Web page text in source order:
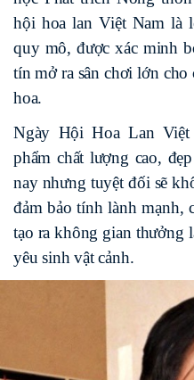
hội hoa lan Việt Nam là
quy mô, được xác minh
tín mở ra sân chơi lớn
hoa.
Ngày Hội Hoa Lan
phẩm chất lượng cao,
nay nhưng tuyệt đối sẽ
đảm bảo tính lành
tạo ra không gian thưởng
yêu sinh vật cảnh.